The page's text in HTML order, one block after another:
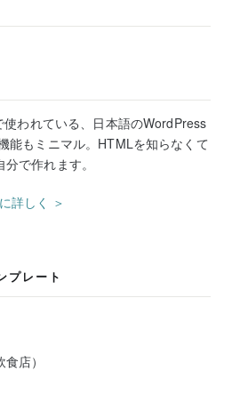
われている、日本語のWordPress
能もミニマル。HTMLを知らなくて
で作れます。
詳しく ＞
プレート
店）